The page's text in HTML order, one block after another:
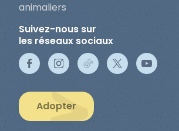
animaliers
Suivez-nous sur
les réseaux sociaux
Adopter